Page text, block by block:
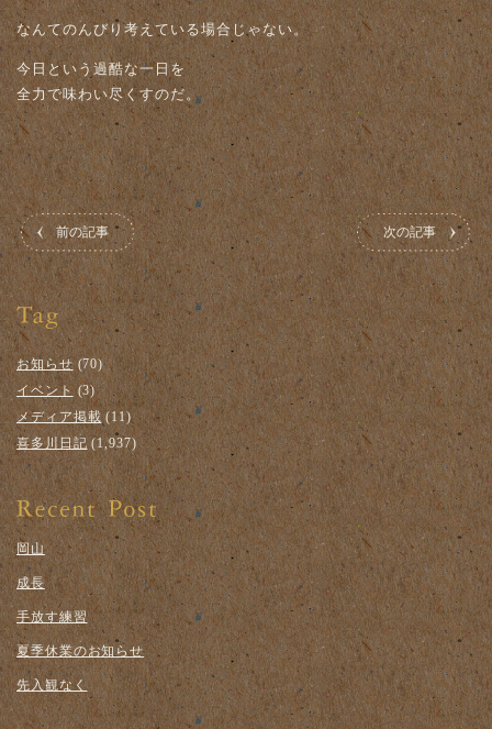
なんてのんびり考えている場合じゃない。
今日という過酷な一日を
全力で味わい尽くすのだ。
前の記事 次の記事
お知らせ(70)
イベント(3)
メディア掲載 (11)
喜多川日記 (1,937)
岡山
成長
手放す練習
夏季休業のお知らせ
先入観なく